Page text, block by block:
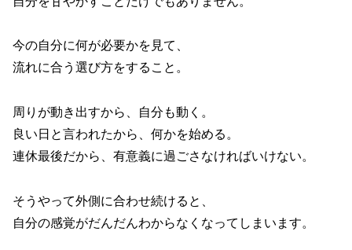
今の自分に何が必要かを見て、
流れに合う選び方をすること。
周りが動き出すから、自分も動く。
良い日と言われたから、何かを始める。
連休最後だから、有意義に過ごさなければいけない。
そうやって外側に合わせ続けると、
自分の感覚がだんだんわからなくなってしまいます。